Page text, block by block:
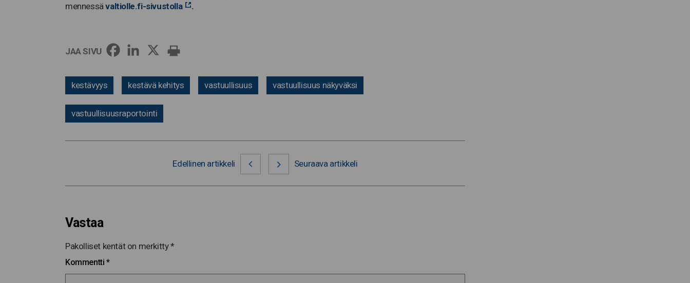
mennessävaltiolle.fi-sivustolla .
JAA SIVU
kestävyys kestävä kehitys vastuullisuus vastuullisuus näkyväksi
vastuullisuusraportointi
Edellinen artikkeli Seuraava artikkeli
Vastaa
Pakolliset kentät on merkitty*
Kommentti *